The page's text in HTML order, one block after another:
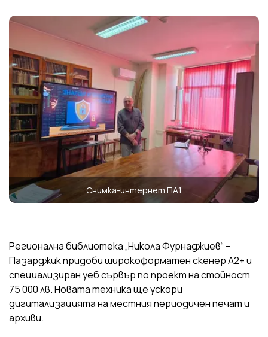
Снимка-интернет ПА1
Регионална библиотека „Никола Фурнаджиев“ –
Пазарджик придоби широкоформатен скенер А2+ и
специализиран уеб сървър по проект на стойност
75 000 лв. Новата техника ще ускори
дигитализацията на местния периодичен печат и
архиви.